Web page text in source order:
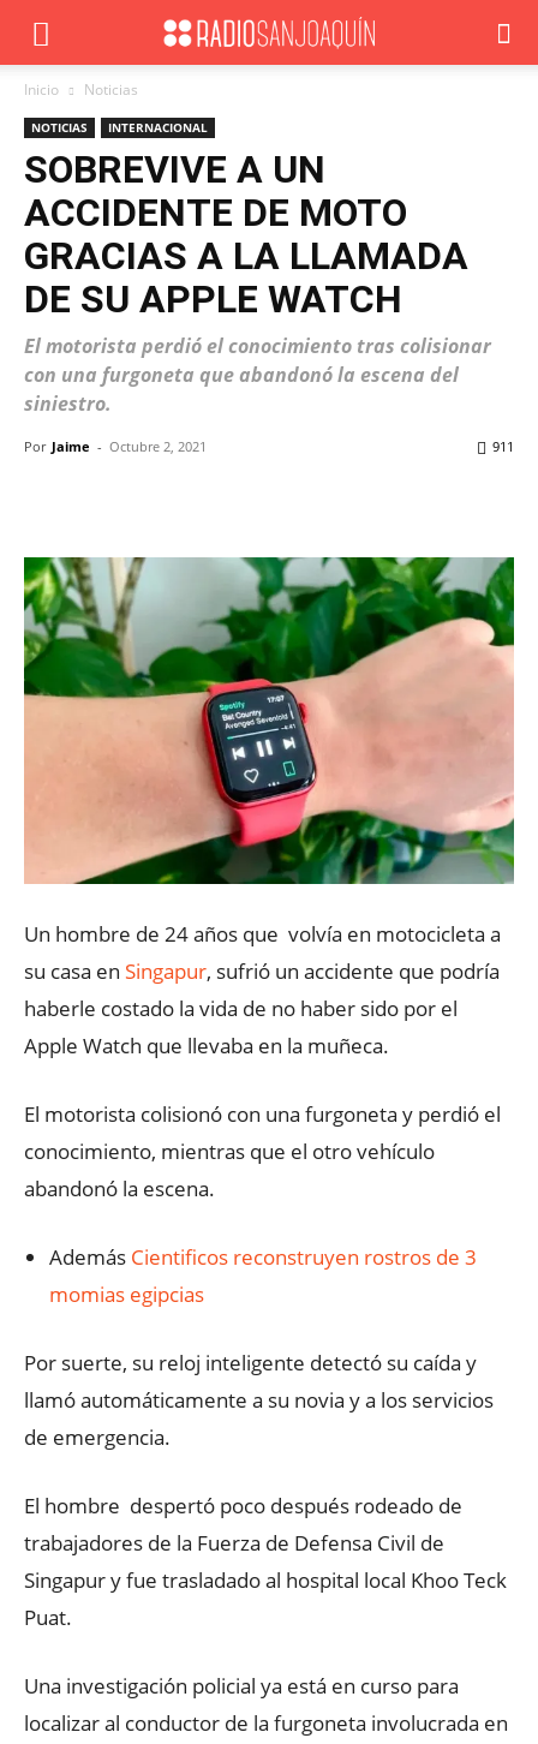
Inicio Noticias
NOTICIAS INTERNACIONAL
SOBREVIVE A UN
ACCIDENTE DE MOTO
GRACIAS A LA LLAMADA
DE SU APPLE WATCH
El motorista perdió el conocimiento tras colisionar
con una furgoneta que abandonó la escena del
siniestro.
Por Jaime - Octubre 2, 2021 911
Un hombre de 24 años que volvía en motocicleta a
su casa en Singapur, sufrió un accidente que podría
haberle costado la vida de no haber sido por el
Apple Watch que llevaba en la muñeca.
El motorista colisionó con una furgoneta y perdió el
conocimiento, mientras que el otro vehículo
abandonó la escena.
Además Cientificos reconstruyen rostros de 3
momias egipcias
Por suerte, su reloj inteligente detectó su caída y
llamó automáticamente a su novia y a los servicios
de emergencia.
El hombre despertó poco después rodeado de
trabajadores de la Fuerza de Defensa Civil de
Singapur y fue trasladado al hospital local Khoo Teck
Puat.
Una investigación policial ya está en curso para
localizar al conductor de la furgoneta involucrada en